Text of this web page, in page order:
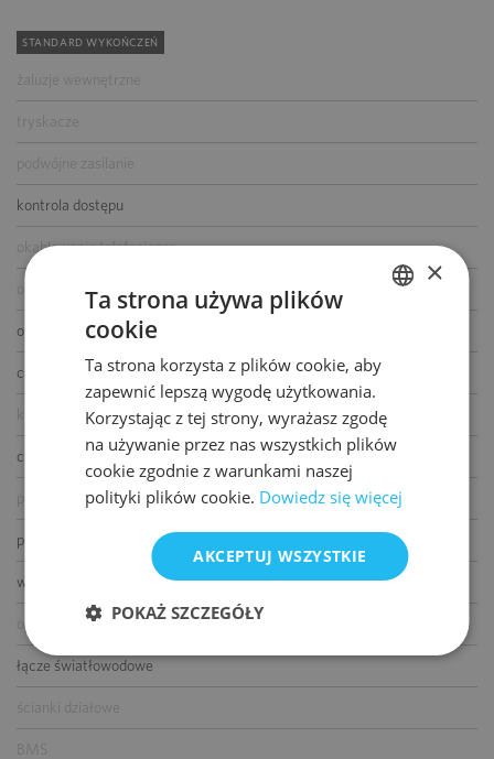
STANDARD WYKOŃCZEŃ
żaluzje wewnętrzne
kontrola dostępu
okablowanie telefoniczne
okablowanie komputerowe
okablowanie elektryczne
centrala telefoniczna
klimatyzacja
czujniki dymu i ciepła
podnoszone podłogi
podwieszane sufity
wykładziny
otwierane okna
łącze światłowodowe
ścianki działowe
BMS
ENGLISH
×
Ta strona używa plików
cookie
Ta strona korzysta z plików cookie, aby
zapewnić lepszą wygodę użytkowania.
Korzystając z tej strony, wyrażasz zgodę
na używanie przez nas wszystkich plików
cookie zgodnie z warunkami naszej
polityki plików cookie. Dowiedz się więcej
AKCEPTUJ WSZYSTKIE
POKAŻ SZCZEGÓŁY